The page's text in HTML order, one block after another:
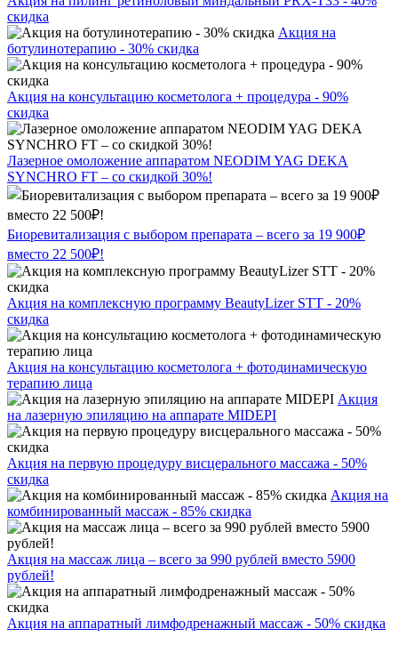
скидка
Акция на
ботулинотерапию - 30% скидка
Акция на консультацию косметолога + процедура - 90%
скидка
Лазерное омоложение аппаратом NEODIM YAG DEKA
SYNCHRO FT – со скидкой 30%!
Биоревитализация с выбором препарата – всего за 19 900₽
вместо 22 500₽!
Акция на комплексную программу BeautyLizer STT - 20%
скидка
Акция на консультацию косметолога + фотодинамическую
терапию лица
Акция
на лазерную эпиляцию на аппарате MIDEPI
Акция на первую процедуру висцерального массажа - 50%
скидка
Акция на
комбинированный массаж - 85% скидка
Акция на массаж лица – всего за 990 рублей вместо 5900
рублей!
Акция на аппаратный лимфодренажный массаж - 50% скидка